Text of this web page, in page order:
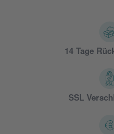
14 Tage
SSL